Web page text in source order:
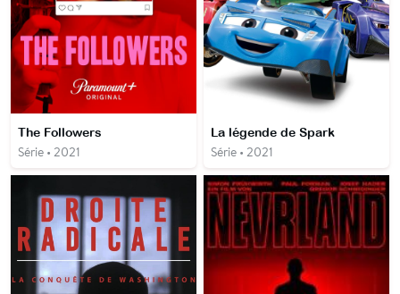
The Followers
Série • 2021
La légende de Spark
Série • 2021